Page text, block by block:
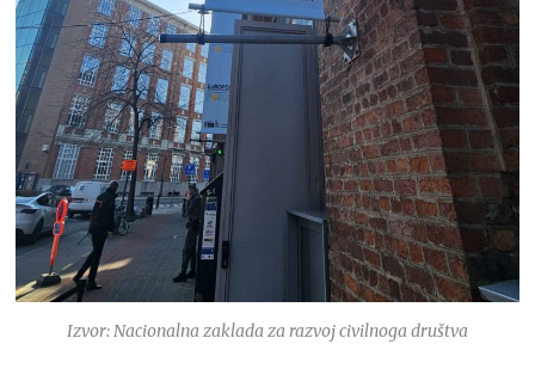
Izvor: Nacionalna zaklada za razvoj civilnoga društva